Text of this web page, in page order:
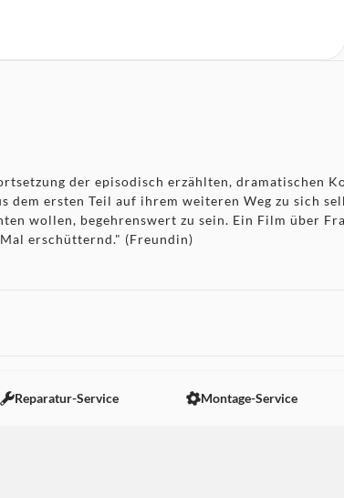
der episodisch erzählten, dramatischen
dem ersten Teil auf ihrem weiteren Weg zu sich
wollen, begehrenswert zu sein. Ein Film über
erschütternd." (Freundin)
Reparatur-Service Montage-Service